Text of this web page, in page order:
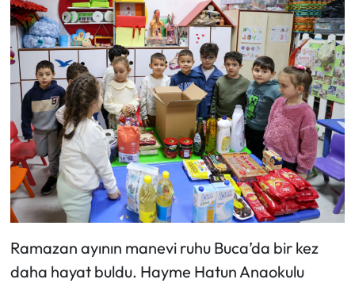
Ramazan ayının manevi ruhu Buca’da bir kez
daha hayat buldu. Hayme Hatun Anaokulu